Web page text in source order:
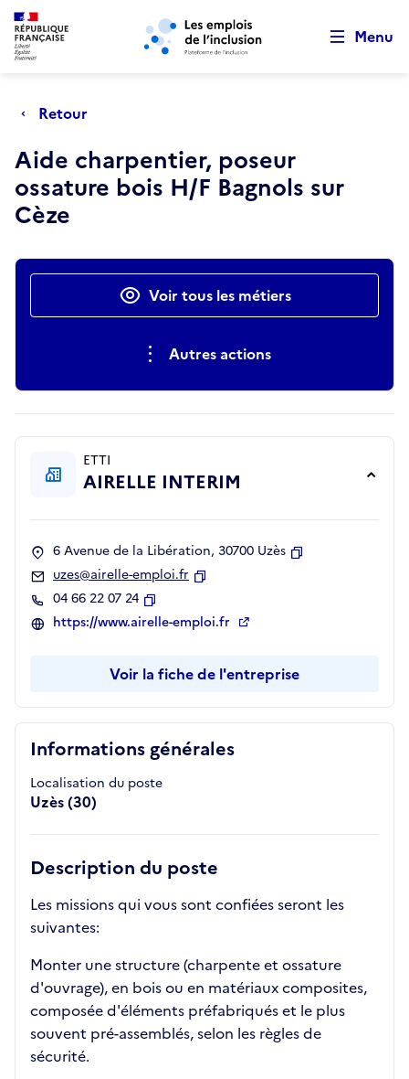
Aller au menu principal Aller au contenu principal
Menu
Retour
Aide charpentier, poseur
ossature bois H/F Bagnols sur
Cèze
Actions rapidesVoir tous les métiers
Autres actions
Informations générales
Localisation du poste
Uzès (30)
Description du poste
Les missions qui vous sont confiées seront les
suivantes:
Monter une structure (charpente et ossature
d'ouvrage), en bois ou en matériaux composites,
composée d'éléments préfabriqués et le plus
souvent pré-assemblés, selon les règles de
sécurité.
ETTI
AIRELLE INTERIM
6 Avenue de la Libération, 30700 Uzès
uzes@airelle-emploi.fr
04 66 22 07 24
Copier
https://www.airelle-emploi.fr
Voir la fiche de l'entreprise
Retour au début de la page
Panneau de gestion des cookies